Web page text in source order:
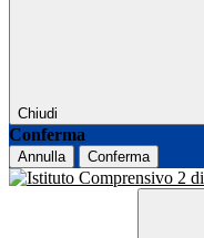
Chiudi
Conferma
Annulla Conferma